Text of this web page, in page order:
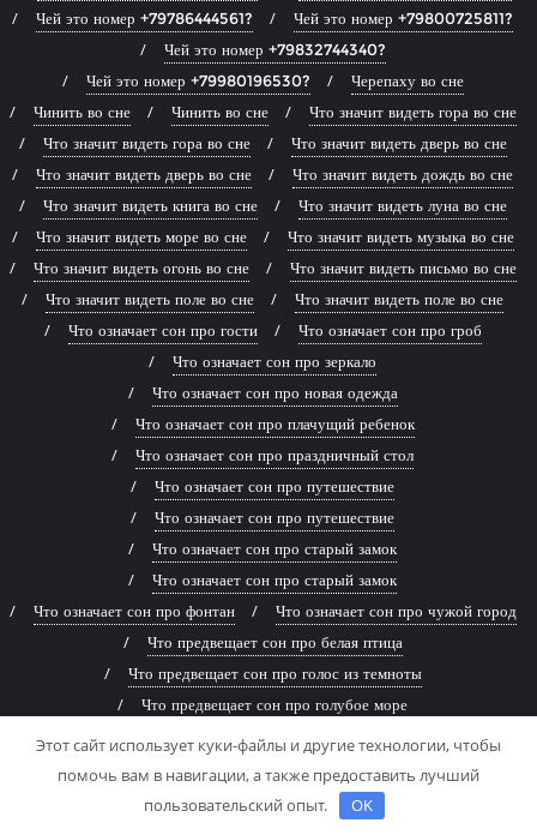
Чей это номер +79786444561?
Чей это номер +79800725811?
Чей это номер +79832744340?
Чей это номер +79980196530?
Черепаху во сне
Чинить во сне
Чинить во сне
Что значит видеть гора во сне
Что значит видеть гора во сне
Что значит видеть дверь во сне
Что значит видеть дверь во сне
Что значит видеть дождь во сне
Что значит видеть книга во сне
Что значит видеть луна во сне
Что значит видеть море во сне
Что значит видеть музыка во сне
Что значит видеть огонь во сне
Что значит видеть письмо во сне
Что значит видеть поле во сне
Что значит видеть поле во сне
Что означает сон про гости
Что означает сон про гроб
Что означает сон про зеркало
Что означает сон про новая одежда
Что означает сон про плачущий ребенок
Что означает сон про праздничный стол
Что означает сон про путешествие
Что означает сон про путешествие
Что означает сон про старый замок
Что означает сон про старый замок
Что означает сон про фонтан
Что означает сон про чужой город
Что предвещает сон про белая птица
Что предвещает сон про голос из темноты
Что предвещает сон про голубое море
Что предвещает сон про голубое море
Что предвещает сон про живописная река
Этот сайт использует куки-файлы и другие технологии, чтобы
помочь вам в навигации, а также предоставить лучший
пользовательский опыт.
OK